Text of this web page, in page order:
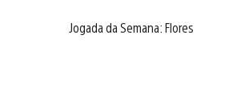
Jogada da Semana: Flores